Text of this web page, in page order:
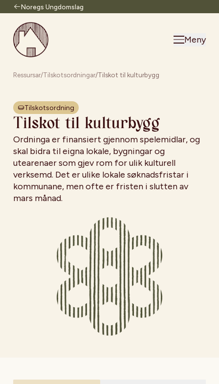
Noregs Ungdomslag
Til forsiden
Meny
Ressursar/Tilskotsordningar/Tilskot til kulturbygg
Tilskotsordning
Tilskot til kulturbygg
Ordninga er finansiert gjennom spelemidlar, og
skal bidra til eigna lokale, bygningar og
utearenaer som gjev rom for ulik kulturell
verksemd. Det er ulike lokale søknadsfristar i
kommunane, men ofte er fristen i slutten av
mars månad.